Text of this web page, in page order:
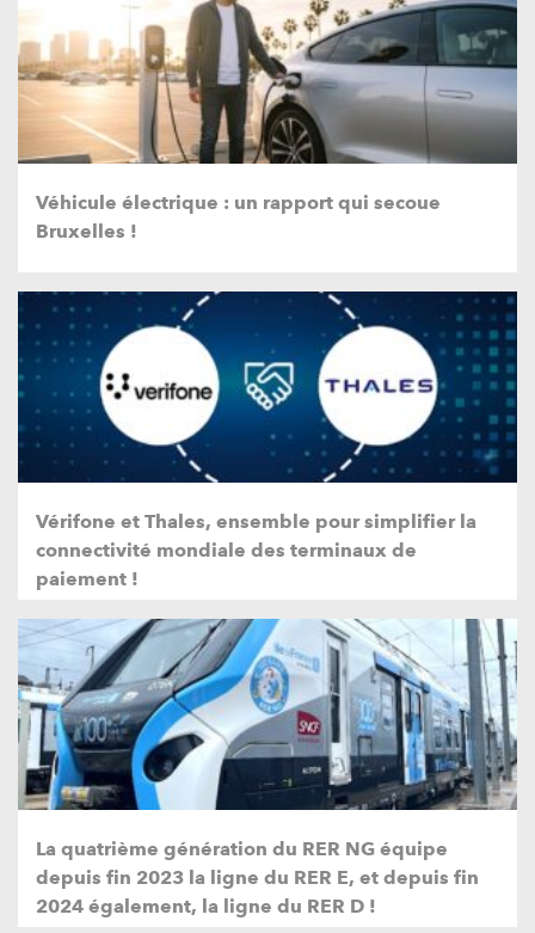
Véhicule électrique : un rapport qui secoue
Bruxelles !
Vérifone et Thales, ensemble pour simplifier la
connectivité mondiale des terminaux de
paiement !
La quatrième génération du RER NG équipe
depuis fin 2023 la ligne du RER E, et depuis fin
2024 également, la ligne du RER D !